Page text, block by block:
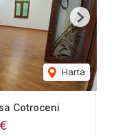
Harta
Next
Cotroceni